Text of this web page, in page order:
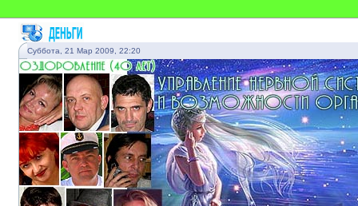
Суббота, 21 Мар 2009, 22:20